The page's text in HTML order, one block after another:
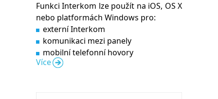
Funkci Interkom lze použít na iOS, OS X
nebo platformách Windows pro:
externí Interkom
komunikaci mezi panely
mobilní telefonní hovory
Více